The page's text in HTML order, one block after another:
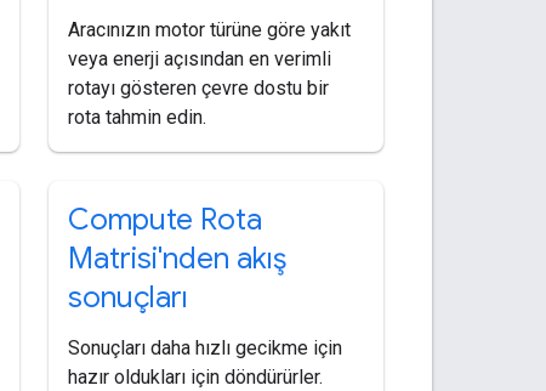
Aracınızın motor türüne göre yakıt
veya enerji açısından en verimli
rotayı gösteren çevre dostu bir
rota tahmin edin.
Compute Rota
Matrisi'nden akış
sonuçları
Sonuçları daha hızlı gecikme için
hazır oldukları için döndürürler.